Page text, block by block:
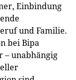
Einbindung
und Familie.
bei Bipa
– unabhängig